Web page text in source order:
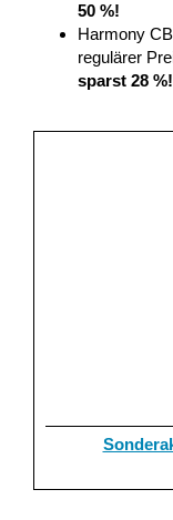
50 %!
Harmony
regulärer
sparst 28 %!